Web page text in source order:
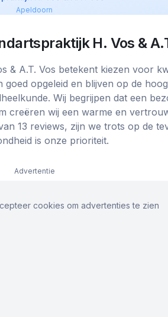
Apeldoorn
H. Vos &
& A.T. Vos betekent kiezen voor
opgeleid en blijven op de
Wij begrijpen dat een
creëren wij een warme en
13 reviews, zijn we trots op de
is onze prioriteit.
Advertentie
cookies om advertenties te zien